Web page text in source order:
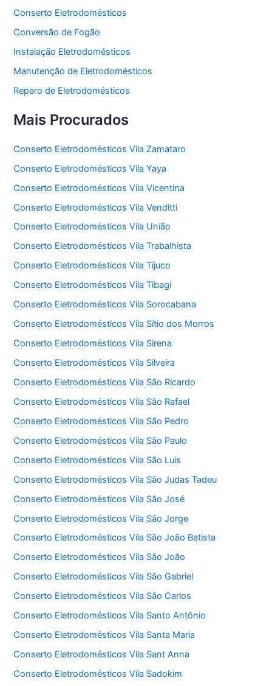
Conserto Eletrodomésticos
Conversão de Fogão
Instalação Eletrodomésticos
Manutenção de Eletrodomésticos
Reparo de Eletrodomésticos
Mais Procurados
Conserto Eletrodomésticos Vila Zamataro
Conserto Eletrodomésticos Vila Yaya
Conserto Eletrodomésticos Vila Vicentina
Conserto Eletrodomésticos Vila Venditti
Conserto Eletrodomésticos Vila União
Conserto Eletrodomésticos Vila Trabalhista
Conserto Eletrodomésticos Vila Tijuco
Conserto Eletrodomésticos Vila Tibagi
Conserto Eletrodomésticos Vila Sorocabana
Conserto Eletrodomésticos Vila Sítio dos Morros
Conserto Eletrodomésticos Vila Sirena
Conserto Eletrodomésticos Vila Silveira
Conserto Eletrodomésticos Vila São Ricardo
Conserto Eletrodomésticos Vila São Rafael
Conserto Eletrodomésticos Vila São Pedro
Conserto Eletrodomésticos Vila São Paulo
Conserto Eletrodomésticos Vila São Luis
Conserto Eletrodomésticos Vila São Judas Tadeu
Conserto Eletrodomésticos Vila São José
Conserto Eletrodomésticos Vila São Jorge
Conserto Eletrodomésticos Vila São João Batista
Conserto Eletrodomésticos Vila São João
Conserto Eletrodomésticos Vila São Gabriel
Conserto Eletrodomésticos Vila São Carlos
Conserto Eletrodomésticos Vila Santo Antônio
Conserto Eletrodomésticos Vila Santa Maria
Conserto Eletrodomésticos Vila Sant Anna
Conserto Eletrodomésticos Vila Sadokim